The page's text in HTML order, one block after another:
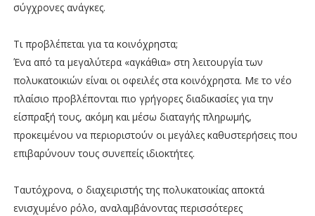
σύγχρονες ανάγκες.
Τι προβλέπεται για τα κοινόχρηστα;
Ένα από τα μεγαλύτερα «αγκάθια» στη λειτουργία των
πολυκατοικιών είναι οι οφειλές στα κοινόχρηστα. Με το νέο
πλαίσιο προβλέπονται πιο γρήγορες διαδικασίες για την
είσπραξή τους, ακόμη και μέσω διαταγής πληρωμής,
προκειμένου να περιοριστούν οι μεγάλες καθυστερήσεις που
επιβαρύνουν τους συνεπείς ιδιοκτήτες.
Ταυτόχρονα, ο διαχειριστής της πολυκατοικίας αποκτά
ενισχυμένο ρόλο, αναλαμβάνοντας περισσότερες